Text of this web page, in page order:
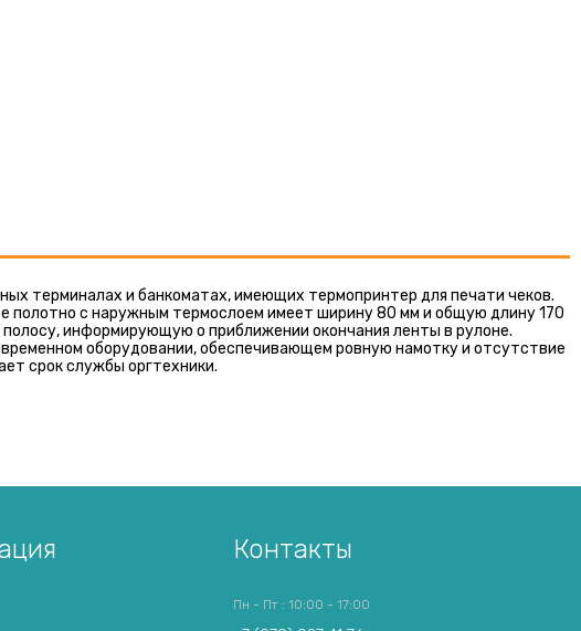
терминалах и банкоматах, имеющих термопринтер для печати чеков.
полотно с наружным термослоем имеет ширину 80 мм и общую длину 170
информирующую о приближении окончания ленты в рулоне.
оборудовании, обеспечивающем ровную намотку и отсутствие
срок службы оргтехники.
Контакты
Пн - Пт : 10:00 - 17:00